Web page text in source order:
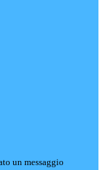
un messaggio